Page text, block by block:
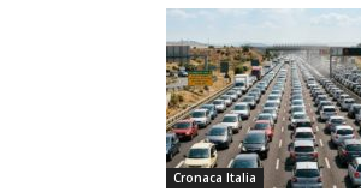
Cronaca Italia